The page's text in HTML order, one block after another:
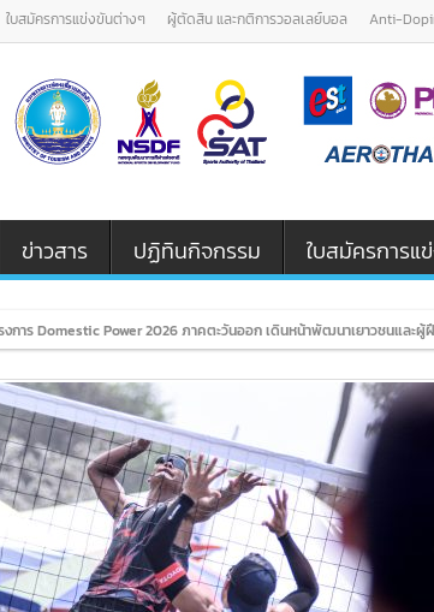
ใบสมัครการแข่งขันต่างๆ ผู้ตัดสิน และกติการวอลเลย์บอล Anti-
ข่าวสาร ปฏิทินกิจกรรม ใบสมัครการแ
งการ Domestic Power 2026 ภาคตะวันออก เดินหน้าพัฒนาเยาวชนและผู้ฝึ